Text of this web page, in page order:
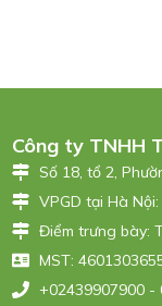
Công ty TNHH
Số 18, tổ 2,
VPGD tại Hà
Điểm trưng bày:
MST:
+02439907900 -